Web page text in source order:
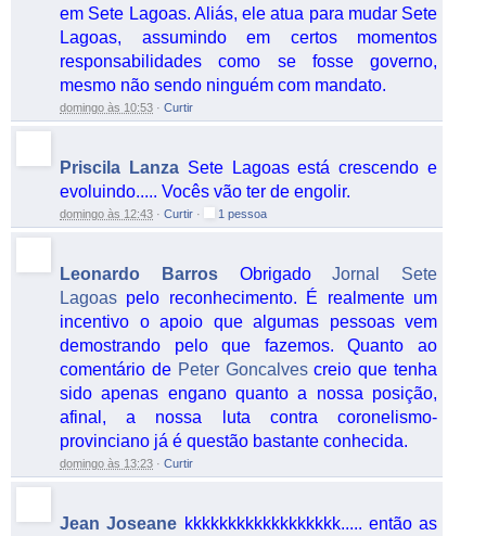
em Sete Lagoas. Aliás, ele atua para mudar Sete
Lagoas, assumindo em certos momentos
responsabilidades como se fosse governo,
mesmo não sendo ninguém com mandato.
domingo às 10:53 · Curtir
Priscila Lanza Sete Lagoas está crescendo e
evoluindo..... Vocês vão ter de engolir.
domingo às 12:43 · Curtir · 1 pessoa
Leonardo Barros ObrigadoJornal Sete
Lagoas pelo reconhecimento. É realmente um
incentivo o apoio que algumas pessoas vem
demostrando pelo que fazemos. Quanto ao
comentário de Peter Goncalvescreio que tenha
sido apenas engano quanto a nossa posição,
afinal, a nossa luta contra coronelismo-
provinciano já é questão bastante conhecida.
domingo às 13:23 · Curtir
Jean Joseane kkkkkkkkkkkkkkkkkk..... então as